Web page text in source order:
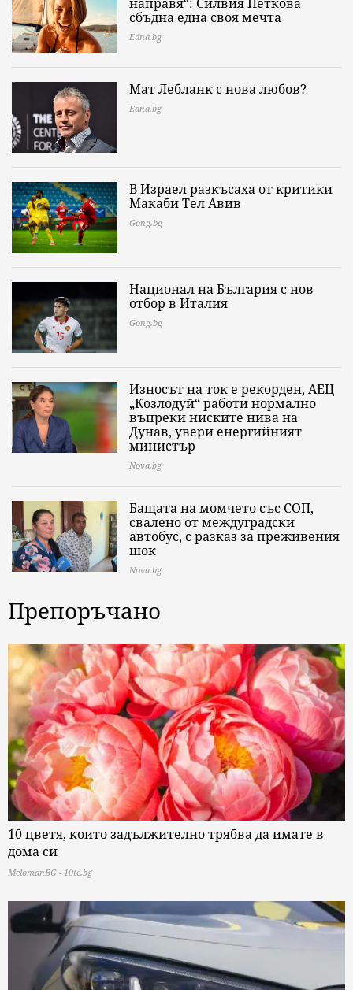
направя“: Силвия Петкова
сбъдна една своя мечта
Edna.bg
Мат Лебланк с нова любов?
Edna.bg
В Израел разкъсаха от критики
Макаби Тел Авив
Gong.bg
Национал на България с нов
отбор в Италия
Gong.bg
Износът на ток е рекорден, АЕЦ
„Козлодуй“ работи нормално
въпреки ниските нива на
Дунав, увери енергийният
министър
Nova.bg
Бащата на момчето със СОП,
свалено от междуградски
автобус, с разказ за преживения
шок
Nova.bg
Препоръчано
10 цветя, които задължително трябва да имате в
дома си
MelomanBG - 10te.bg